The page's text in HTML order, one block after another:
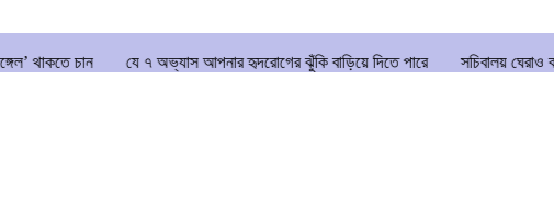
যে ৭ অভ্যাস আপনার হৃদরোগের ঝুঁকি বাড়িয়ে দিতে পারে সচিবালয় ঘেরাও করতে গেল ১১